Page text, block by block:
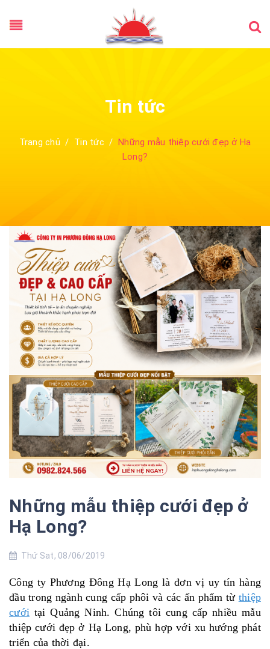
Tin tức
Trang chủ / Tin tức / Những mẫu thiệp cưới đẹp ở Hạ
Long?
Những mẫu thiệp cưới đẹp ở
Hạ Long?
Thứ Sat, 08/06/2019
Công ty Phương Đông Hạ Long là đơn vị uy tín hàng
đầu trong ngành cung cấp phôi và các ấn phẩm từ thiệp
cưới tại Quảng Ninh. Chúng tôi cung cấp nhiều mẫu
thiệp cưới đẹp ở Hạ Long, phù hợp với xu hướng phát
triển của thời đại.